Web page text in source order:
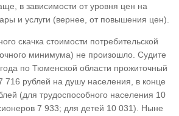
в зависимости от уровня цен на
и услуги (вернее, от повышения цен).
скачка стоимости потребительской
минимума) не произошло. Судите
по Тюменской области прожиточный
716 рублей на душу населения, в конце
(для трудоспособного населения 10
7 933; для детей 10 031). Ныне